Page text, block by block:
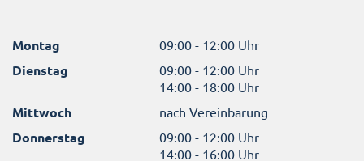
Montag 09:00 - 12:00 Uhr
Dienstag
09:00 - 12:00 Uhr
14:00 - 18:00 Uhr
Mittwoch nach Vereinbarung
Donnerstag
09:00 - 12:00 Uhr
14:00 - 16:00 Uhr